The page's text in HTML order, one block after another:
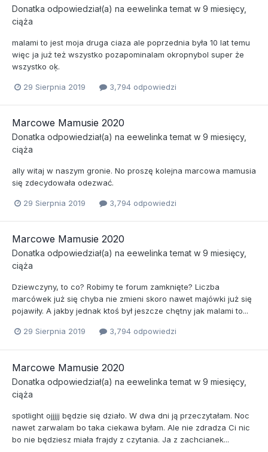
Donatka odpowiedział(a) na eewelinka temat w 9 miesięcy,
ciąża
malami to jest moja druga ciaza ale poprzednia była 10 lat temu
więc ja już też wszystko pozapominalam okropnybol super że
wszystko oķ.
29 Sierpnia 2019 3,794 odpowiedzi
Marcowe Mamusie 2020
Donatka odpowiedział(a) na eewelinka temat w 9 miesięcy,
ciąża
ally witaj w naszym gronie. No proszę kolejna marcowa mamusia
się zdecydowała odezwać.
29 Sierpnia 2019 3,794 odpowiedzi
Marcowe Mamusie 2020
Donatka odpowiedział(a) na eewelinka temat w 9 miesięcy,
ciąża
Dziewczyny, to co? Robimy te forum zamknięte? Liczba
marcówek już się chyba nie zmieni skoro nawet majówki już się
pojawiły. A jakby jednak ktoś był jeszcze chętny jak malami to...
29 Sierpnia 2019 3,794 odpowiedzi
Marcowe Mamusie 2020
Donatka odpowiedział(a) na eewelinka temat w 9 miesięcy,
ciąża
spotlight ojjjjj będzie się działo. W dwa dni ją przeczytałam. Noc
nawet zarwalam bo taka ciekawa byłam. Ale nie zdradza Ci nic
bo nie będziesz miała frajdy z czytania. Ja z zachcianek...